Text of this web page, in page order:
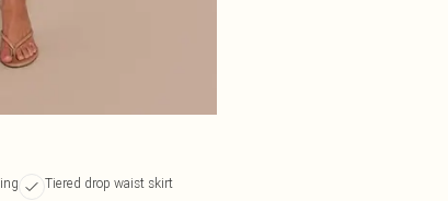
Tiered drop waist skirt